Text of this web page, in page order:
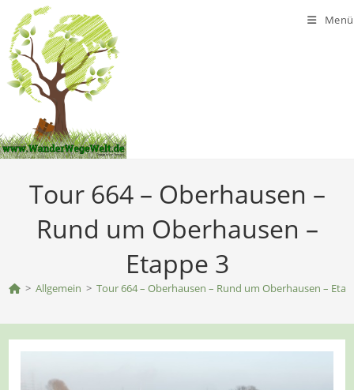
Inhalt
springen
Menü
Tour 664 – Oberhausen –
Rund um Oberhausen –
Etappe 3
> Allgemein > Tour 664 – Oberhausen – Rund um Oberhausen –